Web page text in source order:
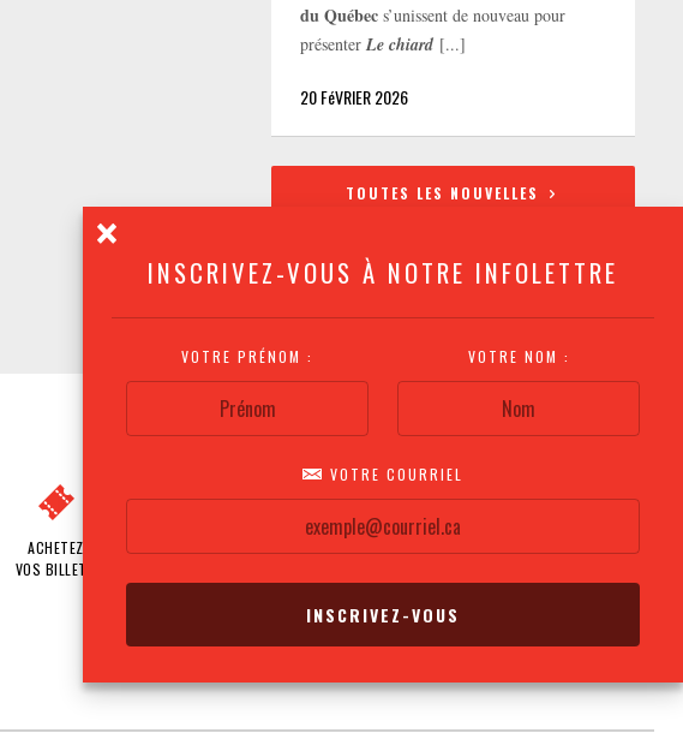
INSCRIVEZ-VOUS À NOTRE INFOLETTRE
VOTRE PRÉNOM : VOTRE NOM :
VOTRE COURRIEL
du Québec s’unissent de nouveau pour
présenterLe chiard [...]
20 FéVRIER 2026
TOUTES LES NOUVELLES
ACHETEZ
VOS BILLETS